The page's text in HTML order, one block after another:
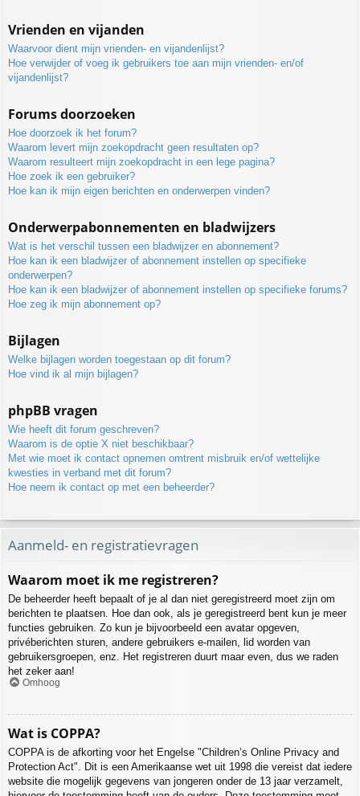
Vrienden en vijanden
Waarvoor dient mijn vrienden- en vijandenlijst?
Hoe verwijder of voeg ik gebruikers toe aan mijn vrienden- en/of
vijandenlijst?
Forums doorzoeken
Hoe doorzoek ik het forum?
Waarom levert mijn zoekopdracht geen resultaten op?
Waarom resulteert mijn zoekopdracht in een lege pagina?
Hoe zoek ik een gebruiker?
Hoe kan ik mijn eigen berichten en onderwerpen vinden?
Onderwerpabonnementen en bladwijzers
Wat is het verschil tussen een bladwijzer en abonnement?
Hoe kan ik een bladwijzer of abonnement instellen op specifieke
onderwerpen?
Hoe kan ik een bladwijzer of abonnement instellen op specifieke forums?
Hoe zeg ik mijn abonnement op?
Bijlagen
Welke bijlagen worden toegestaan op dit forum?
Hoe vind ik al mijn bijlagen?
phpBB vragen
Wie heeft dit forum geschreven?
Waarom is de optie X niet beschikbaar?
Met wie moet ik contact opnemen omtrent misbruik en/of wettelijke
kwesties in verband met dit forum?
Hoe neem ik contact op met een beheerder?
Aanmeld- en registratievragen
Waarom moet ik me registreren?
De beheerder heeft bepaalt of je al dan niet geregistreerd moet zijn om
berichten te plaatsen. Hoe dan ook, als je geregistreerd bent kun je meer
functies gebruiken. Zo kun je bijvoorbeeld een avatar opgeven,
privéberichten sturen, andere gebruikers e-mailen, lid worden van
gebruikersgroepen, enz. Het registreren duurt maar even, dus we raden
het zeker aan!
Omhoog
Wat is COPPA?
COPPA is de afkorting voor het Engelse "Children’s Online Privacy and
Protection Act". Dit is een Amerikaanse wet uit 1998 die vereist dat iedere
website die mogelijk gegevens van jongeren onder de 13 jaar verzamelt,